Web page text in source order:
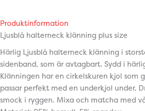
Produktinformation
Ljusblå halterneck klänning plus size
Härlig Ljusblå halterneck klänning i
sidenband, som är avtagbart. Sydd i
Klänningen har en cirkelskuren kjol som
passar perfekt med en underkjol under.
smock i ryggen. Mixa och matcha med